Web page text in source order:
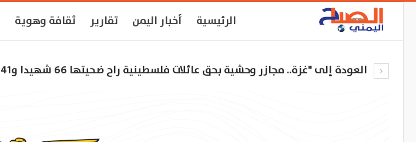
الرئيسية أخبار اليمن تقارير ثقافة وهوية
العودة إلى "غزة.. مجازر وحشية بحق عائلات فلسطينية راح ضحيتها 66 شهيدا و241 جريحا خلال ساعات"